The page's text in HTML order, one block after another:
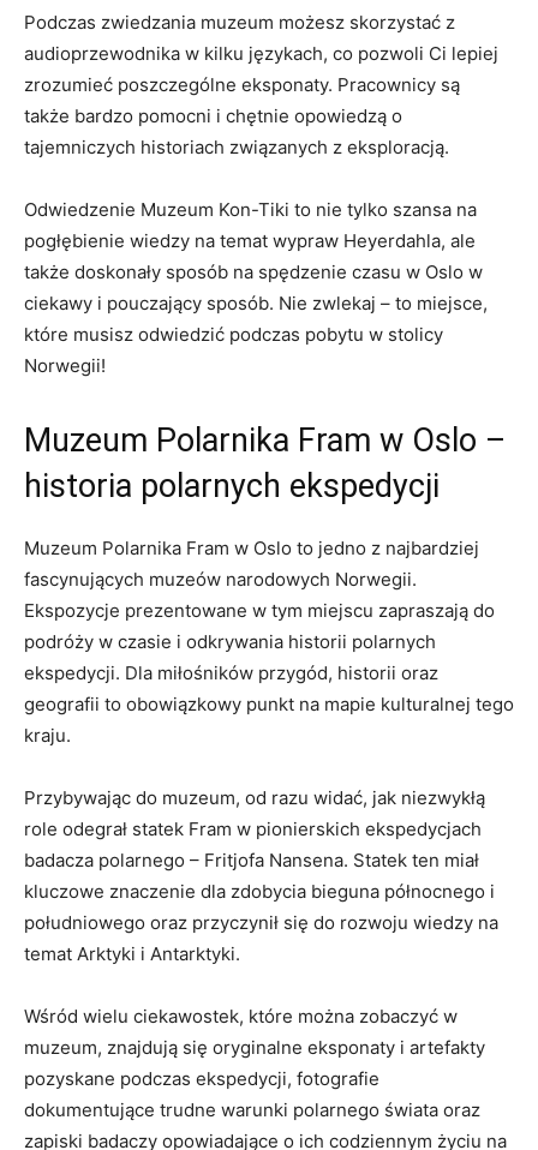
Podczas zwiedzania‌ muzeum możesz skorzystać z
audioprzewodnika w kilku⁢ językach, ‍co pozwoli Ci lepiej
‍zrozumieć‌ poszczególne ⁢eksponaty. Pracownicy są
także ⁤bardzo​ pomocni‍ i⁢ chętnie opowiedzą⁤ o
tajemniczych⁤ historiach​ związanych z ⁣eksploracją.
Odwiedzenie ‍Muzeum ​Kon-Tiki to nie ‍tylko szansa na
pogłębienie wiedzy‌ na temat ‌wypraw Heyerdahla, ⁤ale
także doskonały sposób ⁤na spędzenie czasu w ⁤Oslo w
⁢ciekawy‍ i pouczający‍ sposób. Nie zwlekaj – to miejsce,
które ‌musisz odwiedzić podczas pobytu w stolicy
Norwegii!
Muzeum⁤ Polarnika Fram⁢ w Oslo ⁣–
historia polarnych‌ ekspedycji
Muzeum Polarnika Fram w Oslo to ⁤jedno z najbardziej
fascynujących muzeów narodowych Norwegii.⁣
Ekspozycje prezentowane‌ w tym ‌miejscu zapraszają do
⁢podróży w czasie i‍ odkrywania historii polarnych
ekspedycji. Dla miłośników przygód,‌ historii⁣ oraz
⁢geografii to obowiązkowy punkt na mapie‍ kulturalnej tego‍
kraju.
Przybywając do⁣ muzeum, od razu widać, jak niezwykłą
role odegrał statek Fram w pionierskich ekspedycjach
badacza polarnego – Fritjofa Nansena. Statek ten miał
kluczowe ‍znaczenie dla zdobycia bieguna ‌północnego i⁣
południowego oraz⁢ przyczynił⁢ się ​do rozwoju ⁢wiedzy na
temat Arktyki i Antarktyki.
Wśród wielu⁣ ciekawostek, które można zobaczyć w
muzeum, znajdują się ⁢oryginalne eksponaty i ⁣artefakty
‍pozyskane⁣ podczas ​ekspedycji, fotografie
dokumentujące trudne warunki polarnego świata oraz
zapiski badaczy opowiadające o ich codziennym​ życiu na